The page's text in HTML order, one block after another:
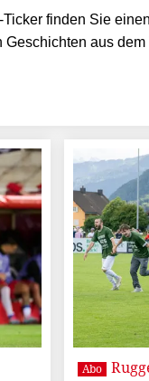
Ticker finden Sie
Geschichten aus
Abo